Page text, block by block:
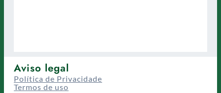
Aviso legal
Política de Privacidade
Termos de uso